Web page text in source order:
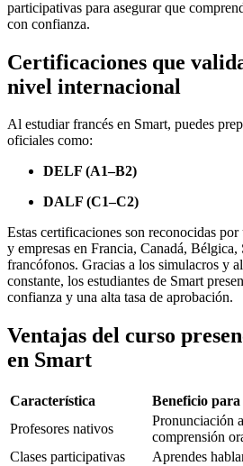
participativas para asegurar que
con confianza.
Certificaciones que
nivel internacional
Al estudiar francés en Smart, puedes
oficiales como:
DELF (A1–B2)
DALF (C1–C2)
Estas certificaciones son reconocidas
y empresas en Francia, Canadá, Bélgica,
francófonos. Gracias a los simulacros y
constante, los estudiantes de Smart
confianza y una alta tasa de aprobación.
Ventajas del curso
en Smart
Característica
Beneficio para
Profesores nativos
Pronunciación
comprensión
Clases participativas
Aprendes